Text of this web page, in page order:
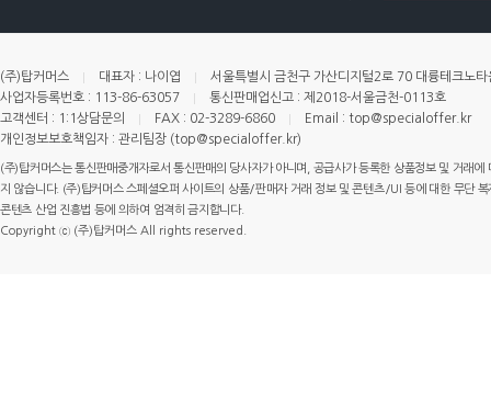
(주)탑커머스 대표자 : 나이엽
서울특별시 금천구 가산디지털2로 70 대륭테크노
사업자등록번호 : 113-86-63057
통신판매업신고 : 제2018-서울금천-0113호
고객센터 : 1:1상담문의
FAX : 02-3289-6860
Email : top@specialoffer.kr
개인정보보호책임자 : 관리팀장 (top@specialoffer.kr)
(주)탑커머스는 통신판매중개자로서 통신판매의 당사자가 아니며, 공급사가 등록한 상품정보 및 거래
지 않습니다. (주)탑커머스 스페셜오퍼 사이트의 상품/판매자 거래 정보 및 콘텐츠/UI 등에 대한 무단
콘텐츠 산업 진흥법 등에 의하여 엄격히 금지합니다.
Copyright ⓒ (주)탑커머스 All rights reserved.